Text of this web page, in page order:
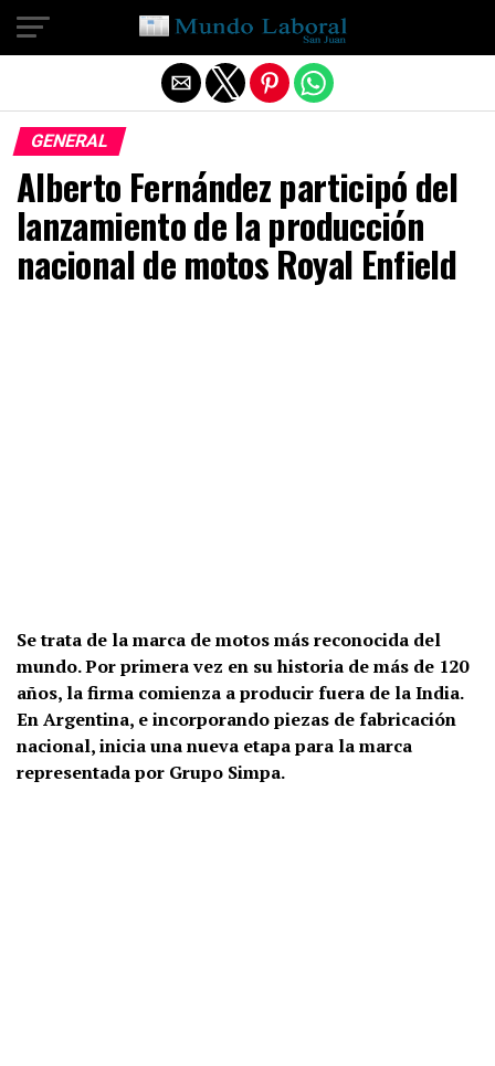
GENERAL
Alberto Fernández participó del
lanzamiento de la producción
nacional de motos Royal Enfield
Se trata de la marca de motos más reconocida del
mundo. Por primera vez en su historia de más de 120
años, la firma comienza a producir fuera de la India.
En Argentina, e incorporando piezas de fabricación
nacional, inicia una nueva etapa para la marca
representada por Grupo Simpa.
Salir de la versión móvil